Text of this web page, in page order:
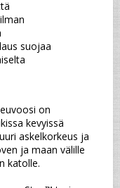
suojaa
kevyissä
askelkorkeus ja
ja maan välille
katolle.